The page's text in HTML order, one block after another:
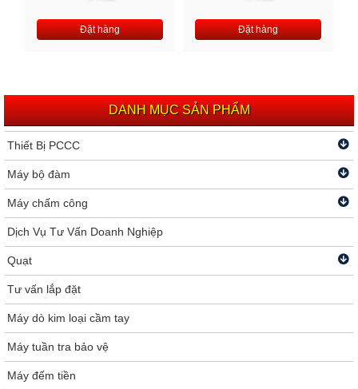
Đặt hàng Đặt hàng
DANH MỤC SẢN PHẨM
Thiết Bị PCCC
Máy bộ đàm
Máy chấm công
Dịch Vụ Tư Vấn Doanh Nghiệp
Quạt
Tư vấn lắp đặt
Máy dò kim loại cầm tay
Máy tuần tra bảo vệ
Máy đếm tiền